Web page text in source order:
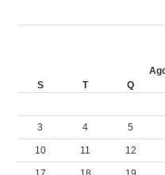
S
T Q
3 4 5
10 11 12